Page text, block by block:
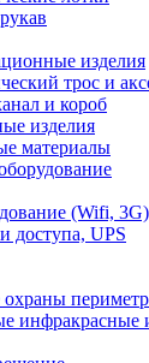
изделия
трос и
и короб
изделия
материалы
(Wifi, 3G)
доступа, UPS
инфракрасные